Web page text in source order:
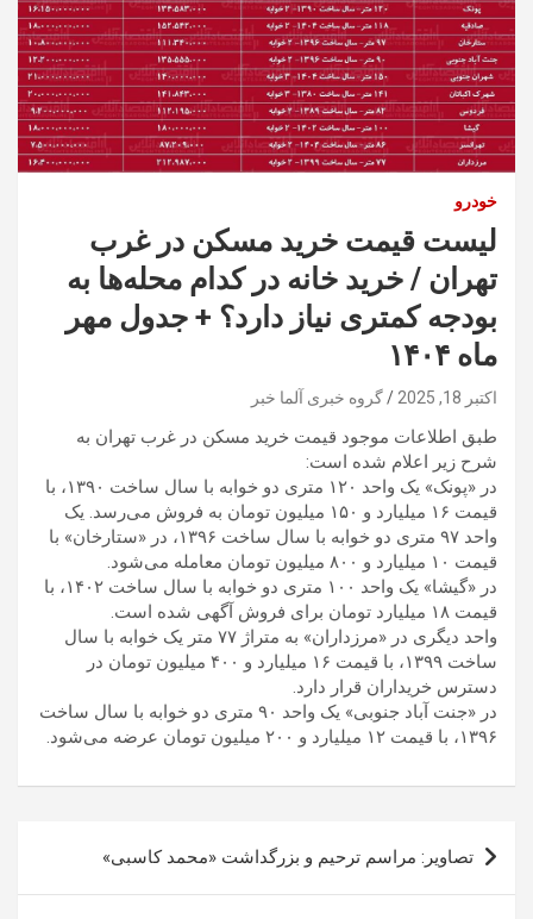
خودرو
لیست قیمت خرید مسکن در غرب
تهران / خرید خانه در کدام محله‌ها به
بودجه کمتری نیاز دارد؟ + جدول مهر
ماه ۱۴۰۴
اکتبر 18, 2025 گروه خبری آلما خبر
طبق اطلاعات موجود قیمت خرید مسکن در غرب تهران به
شرح زیر اعلام شده است:
در «پونک» یک واحد ۱۲۰ متری دو خوابه با سال ساخت ۱۳۹۰، با
قیمت ۱۶ میلیارد و ۱۵۰ میلیون تومان به فروش می‌رسد. یک
واحد ۹۷ متری دو خوابه با سال ساخت ۱۳۹۶، در «ستارخان» با
قیمت ۱۰ میلیارد و ۸۰۰ میلیون تومان معامله می‌شود.
در «گیشا» یک واحد ۱۰۰ متری دو خوابه با سال ساخت ۱۴۰۲، با
قیمت ۱۸ میلیارد تومان برای فروش آگهی شده است.
واحد دیگری در «مرزداران» به متراژ ۷۷ متر یک خوابه با سال
ساخت ۱۳۹۹، با قیمت ۱۶ میلیارد و ۴۰۰ میلیون تومان در
دسترس خریداران قرار دارد.
در «جنت آباد جنوبی» یک واحد ۹۰ متری دو خوابه با سال ساخت
۱۳۹۶، با قیمت ۱۲ میلیارد و ۲۰۰ میلیون تومان عرضه می‌شود.
راهبری
نوشته
تصاویر: مراسم ترحیم و بزرگداشت «محمد کاسبی»